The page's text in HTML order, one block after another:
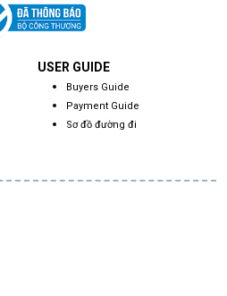
USER GUIDE
Buyers Guide
Payment Guide
Sơ đồ đường đi